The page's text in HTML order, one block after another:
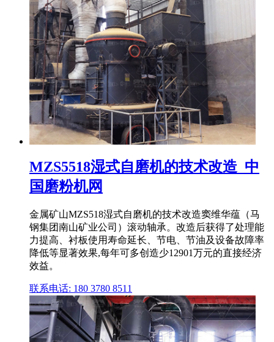
MZS5518湿式自磨机的技术改造_中
国磨粉机网
金属矿山MZS518湿式自磨机的技术改造窦维华蕴（马
钢集团南山矿业公司）滚动轴承。改造后获得了处理能
力提高、衬板使用寿命延长、节电、节油及设备故障率
降低等显著效果,每年可多创造少12901万元的直接经济
效益。
联系电话: 180 3780 8511